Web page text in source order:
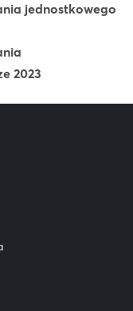
jednostkowego
2023